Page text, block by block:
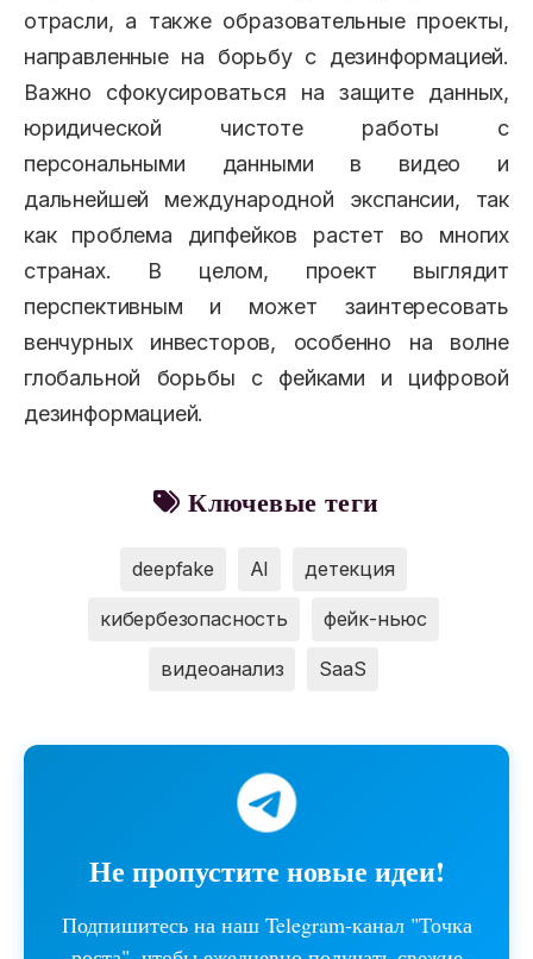
отрасли, а также образовательные проекты,
направленные на борьбу с дезинформацией.
Важно сфокусироваться на защите данных,
юридической чистоте работы с
персональными данными в видео и
дальнейшей международной экспансии, так
как проблема дипфейков растет во многих
странах. В целом, проект выглядит
перспективным и может заинтересовать
венчурных инвесторов, особенно на волне
глобальной борьбы с фейками и цифровой
дезинформацией.
Ключевые теги
deepfake AI детекция
кибербезопасность фейк-ньюс
видеоанализ SaaS
Не пропустите новые идеи!
Подпишитесь на наш Telegram-канал "Точка